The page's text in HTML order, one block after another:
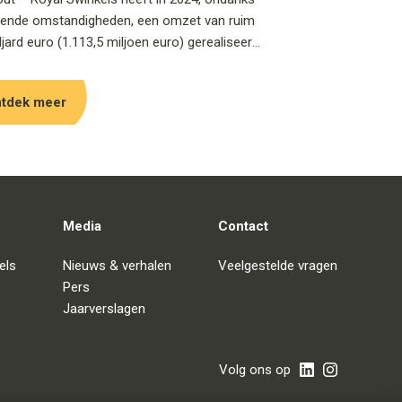
omstandigheden, een omzet van ruim
euro (1.113,5 miljoen euro) gerealiseerd,
vandaag gepubliceerde jaarcijfers. Ook in
bleef Royal Swinkels investeren in duurzame
resulteerde in een stijging van haar
meer
Media
Nieuws & verhalen
Pers
Jaarverslagen
Contact
Veelgestelde vragen
Volg ons op